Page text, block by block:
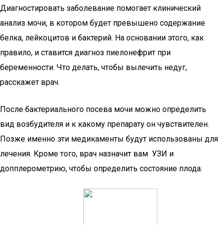
Диагностировать заболевание помогает клинический
анализ мочи, в котором будет превышено содержание
белка, лейкоцитов и бактерий. На основании этого, как
правило, и ставится диагноз пиелонефрит при
беременности. Что делать, чтобы вылечить недуг,
расскажет врач.
После бактериального посева мочи можно определить
вид возбудителя и к какому препарату он чувствителен.
Позже именно эти медикаменты будут использованы для
лечения. Кроме того, врач назначит вам УЗИ и
допплерометрию, чтобы определить состояние плода.